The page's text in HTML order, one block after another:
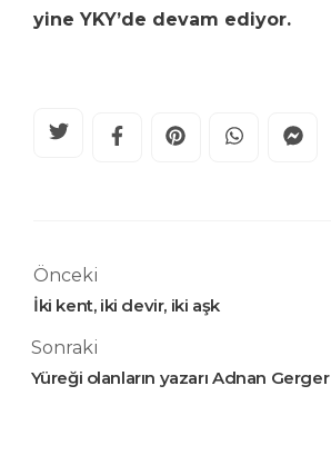
yine YKY’de devam ediyor.
Önceki
İki kent, iki devir, iki aşk
Sonraki
Yüreği olanların yazarı Adnan Gerger